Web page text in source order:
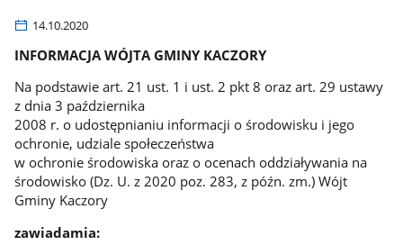
14.10.2020
INFORMACJA WÓJTA GMINY KACZORY
Na podstawie art. 21 ust. 1 i ust. 2 pkt 8 oraz art. 29 ustawy
z dnia 3 października
2008 r. o udostępnianiu informacji o środowisku i jego
ochronie, udziale społeczeństwa
w ochronie środowiska oraz o ocenach oddziaływania na
środowisko (Dz. U. z 2020 poz. 283, z późn. zm.) Wójt
Gminy Kaczory
zawiadamia: